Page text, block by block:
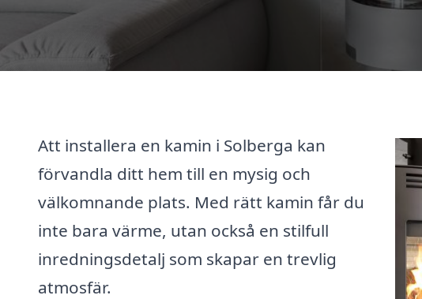
Att installera en kamin i Solberga kan
förvandla ditt hem till en mysig och
välkomnande plats. Med rätt kamin får du
inte bara värme, utan också en stilfull
inredningsdetalj som skapar en trevlig
atmosfär.